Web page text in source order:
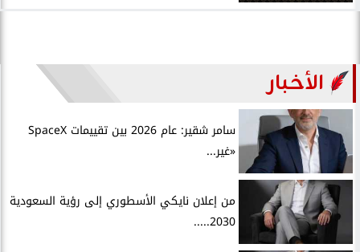
الأخبار
سامر شقير: عام 2026 بين تقييمات SpaceX
«غير...
من إعلان نايكي الأسطوري إلى رؤية السعودية
2030.....